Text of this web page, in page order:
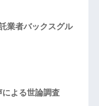
業者バックスグル
よる世論調査